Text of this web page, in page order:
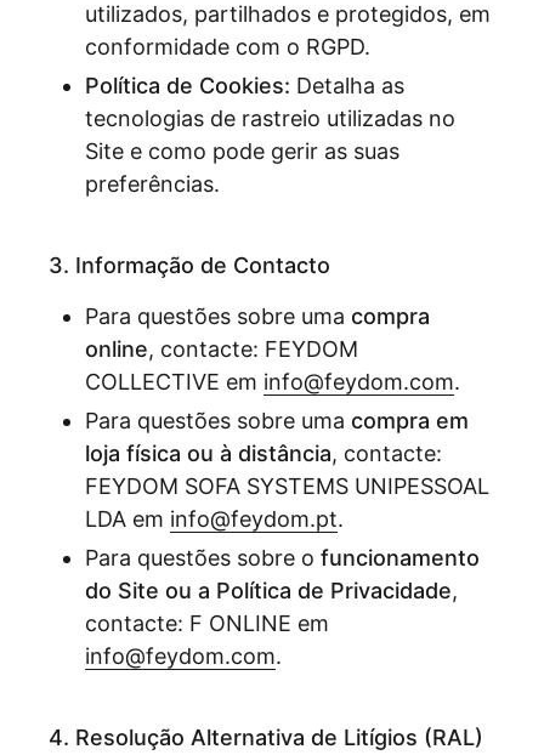
utilizados, partilhados e protegidos, em
conformidade com o RGPD.
Política de Cookies: Detalha as
tecnologias de rastreio utilizadas no
Site e como pode gerir as suas
preferências.
3. Informação de Contacto
Para questões sobre uma compra
online, contacte: FEYDOM
COLLECTIVE em info@feydom.com.
Para questões sobre uma compra em
loja física ou à distância, contacte:
FEYDOM SOFA SYSTEMS UNIPESSOAL
LDA em info@feydom.pt.
Para questões sobre o funcionamento
do Site ou a Política de Privacidade,
contacte: F ONLINE em
info@feydom.com.
4. Resolução Alternativa de Litígios (RAL)